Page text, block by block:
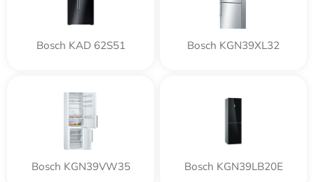
Bosch KAD 62S51 Bosch KGN39XL32
Bosch KGN39VW35 Bosch KGN39LB20E